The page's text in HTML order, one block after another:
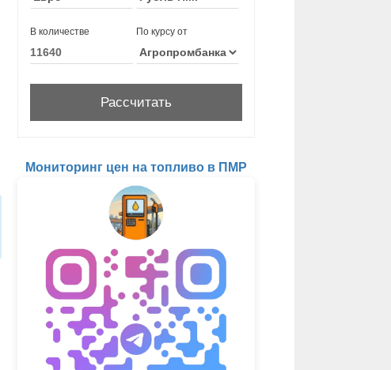
В количестве По курсу от
Мониторинг цен на топливо в ПМР